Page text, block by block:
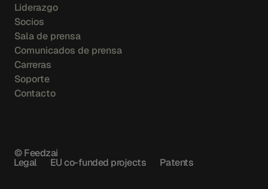
Liderazgo
Socios
Sala de prensa
Comunicados de prensa
Carreras
Soporte
Contacto
© Feedzai
Legal EU co-funded projects Patents